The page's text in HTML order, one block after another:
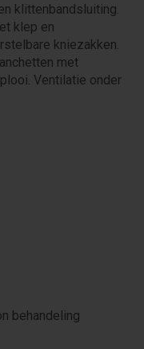
klittenbandsluiting.
klep en
kniezakken.
met
Ventilatie onder
behandeling